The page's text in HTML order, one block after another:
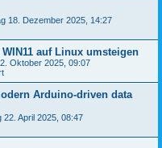
18. Dezember 2025, 14:27
auf Linux umsteigen
Oktober 2025, 09:07
Arduino-driven data
22. April 2025, 08:47